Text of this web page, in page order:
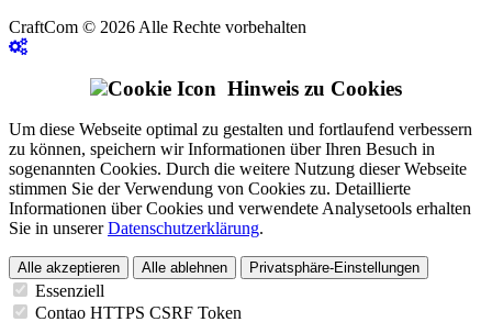
CraftCom © 2026 Alle Rechte vorbehalten
Hinweis zu Cookies
Um diese Webseite optimal zu gestalten und fortlaufend verbessern
zu können, speichern wir Informationen über Ihren Besuch in
sogenannten Cookies. Durch die weitere Nutzung dieser Webseite
stimmen Sie der Verwendung von Cookies zu. Detaillierte
Informationen über Cookies und verwendete Analysetools erhalten
Sie in unsererDatenschutzerklärung.
Alle akzeptieren Alle ablehnen Privatsphäre-Einstellungen
Essenziell
Contao HTTPS CSRF Token